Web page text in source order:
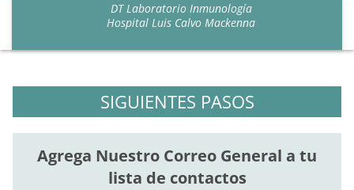
DT Laboratorio Inmunología
Hospital Luis Calvo Mackenna
SIGUIENTES PASOS
Agrega Nuestro Correo General a tu
lista de contactos